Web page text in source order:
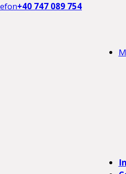
+40 747 089 754